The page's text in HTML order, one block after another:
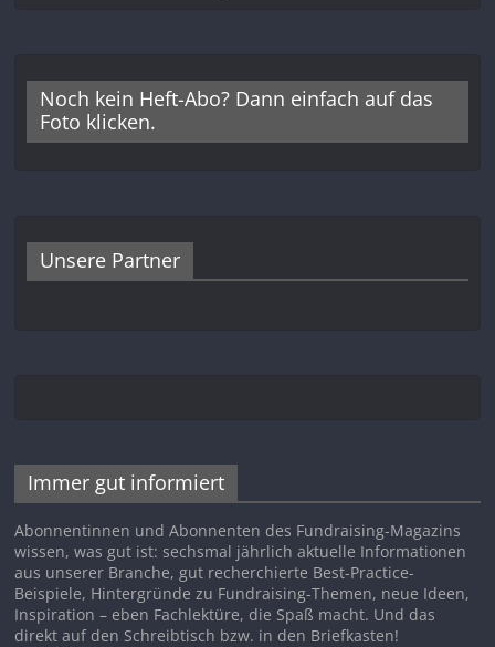
Noch kein Heft-Abo? Dann einfach auf das
Foto klicken.
Unsere Partner
Immer gut informiert
Abonnentinnen und Abonnenten des Fundraising-Magazins
wissen, was gut ist: sechsmal jährlich aktuelle Informationen
aus unserer Branche, gut recherchierte Best-Practice-
Beispiele, Hintergründe zu Fundraising-Themen, neue Ideen,
Inspiration – eben Fachlektüre, die Spaß macht. Und das
direkt auf den Schreibtisch bzw. in den Briefkasten!